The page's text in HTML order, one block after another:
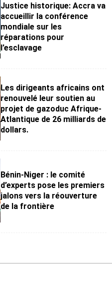
Justice historique: Accra va
accueillir la conférence
mondiale sur les
réparations pour
l’esclavage
Les dirigeants africains ont
renouvelé leur soutien au
projet de gazoduc Afrique-
Atlantique de 26 milliards de
dollars.
Bénin-Niger : le comité
d’experts pose les premiers
jalons vers la réouverture
de la frontière